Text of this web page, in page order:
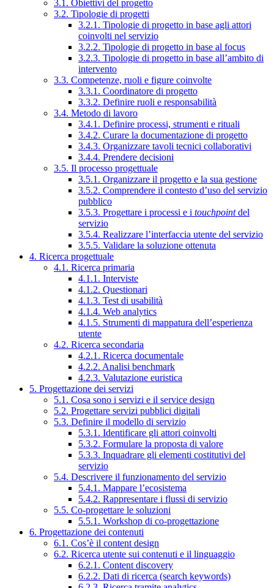
3.1. Obiettivi del progetto
3.2. Tipologie di progetti
3.2.1. Tipologie di progetto in base agli attori
coinvolti nel servizio
3.2.2. Tipologie di progetto in base al focus
3.2.3. Tipologie di progetto in base all’ambito di
intervento
3.3. Competenze, ruoli e figure coinvolte
3.3.1. Coordinatore di progetto
3.3.2. Definire ruoli e responsabilità
3.4. Metodo di lavoro
3.4.1. Definire processi, strumenti e rituali
3.4.2. Curare la documentazione di progetto
3.4.3. Organizzare tavoli tecnici collaborativi
3.4.4. Prendere decisioni
3.5. Il processo progettuale
3.5.1. Organizzare il progetto e la sua gestione
3.5.2. Comprendere il contesto d’uso del servizio
pubblico
3.5.3. Progettare i processi e i touchpointdel
servizio
3.5.4. Realizzare l’interfaccia utente del servizio
3.5.5. Validare la soluzione ottenuta
4. Ricerca progettuale
4.1. Ricerca primaria
4.1.1. Interviste
4.1.2. Questionari
4.1.3. Test di usabilità
4.1.4. Web analytics
4.1.5. Strumenti di mappatura dell’esperienza
utente
4.2. Ricerca secondaria
4.2.1. Ricerca documentale
4.2.2. Analisi benchmark
4.2.3. Valutazione euristica
5. Progettazione dei servizi
5.1. Cosa sono i servizi e il service design
5.2. Progettare servizi pubblici digitali
5.3. Definire il modello di servizio
5.3.1. Identificare gli attori coinvolti
5.3.2. Formulare la proposta di valore
5.3.3. Inquadrare gli elementi costitutivi del
servizio
5.4. Descrivere il funzionamento del servizio
5.4.1. Mappare l’ecosistema
5.4.2. Rappresentare i flussi di servizio
5.5. Co-progettare le soluzioni
5.5.1. Workshop di co-progettazione
6. Progettazione dei contenuti
6.1. Cos’è il content design
6.2. Ricerca utente sui contenuti e il linguaggio
6.2.1. Content discovery
6.2.2. Dati di ricerca (search keywords)